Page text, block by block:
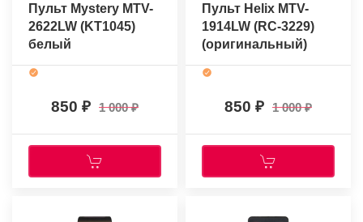
Пульт Mystery MTV-
2622LW (KT1045)
белый
(оригинальный)
850 1 000
Пульт Helix MTV-
1914LW (RC-3229)
(оригинальный)
850 1 000